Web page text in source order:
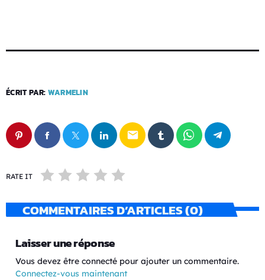
ÉCRIT PAR: WARMELIN
email
RATE IT
COMMENTAIRES D’ARTICLES (0)
Laisser une réponse
Vous devez être connecté pour ajouter un commentaire.
Connectez-vous maintenant